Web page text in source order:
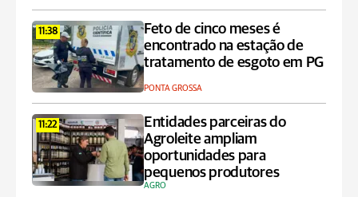
11:38
Feto de cinco meses é
encontrado na estação de
tratamento de esgoto em PG
PONTA GROSSA
11:22
Entidades parceiras do
Agroleite ampliam
oportunidades para
pequenos produtores
AGRO